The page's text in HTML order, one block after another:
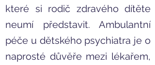
které si rodič zdravého dítěte
neumí představit. Ambulantní
péče u dětského psychiatra je o
naprosté důvěře mezi lékařem,